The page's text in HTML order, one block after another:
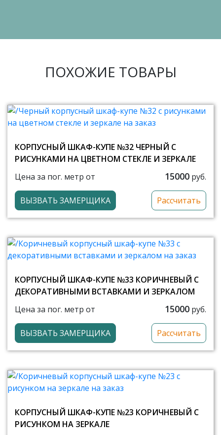
ПОХОЖИЕ ТОВАРЫ
КОРПУСНЫЙ ШКАФ-КУПЕ №32 ЧЕРНЫЙ С
РИСУНКАМИ НА ЦВЕТНОМ СТЕКЛЕ И ЗЕРКАЛЕ
Цена за пог. метр от
15000 руб.
ВЫЗВАТЬ ЗАМЕРЩИКА Рассчитать
КОРПУСНЫЙ ШКАФ-КУПЕ №33 КОРИЧНЕВЫЙ С
ДЕКОРАТИВНЫМИ ВСТАВКАМИ И ЗЕРКАЛОМ
Цена за пог. метр от
15000 руб.
ВЫЗВАТЬ ЗАМЕРЩИКА Рассчитать
КОРПУСНЫЙ ШКАФ-КУПЕ №23 КОРИЧНЕВЫЙ С
РИСУНКОМ НА ЗЕРКАЛЕ